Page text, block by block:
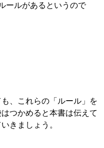
ールがあるというので
、これらの「ルール」を
つかめると本書は伝えて
きましょう。